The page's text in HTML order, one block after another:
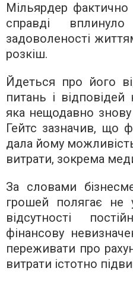
Мільярдер
справді
задоволеності
розкіш.
Йдеться про його
питань і
яка нещодавно знову
Гейтс зазначив, що
дала йому
витрати, зокрема
За словами
грошей полягає не
відсутності
фінансову
переживати про
витрати істотно